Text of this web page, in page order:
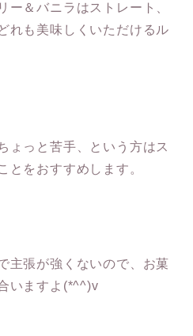
ー＆バニラはストレート、
れも美味しくいただけるル
ょっと苦手、という方はス
とをおすすめします。
主張が強くないので、お菓
いますよ(*^^)v